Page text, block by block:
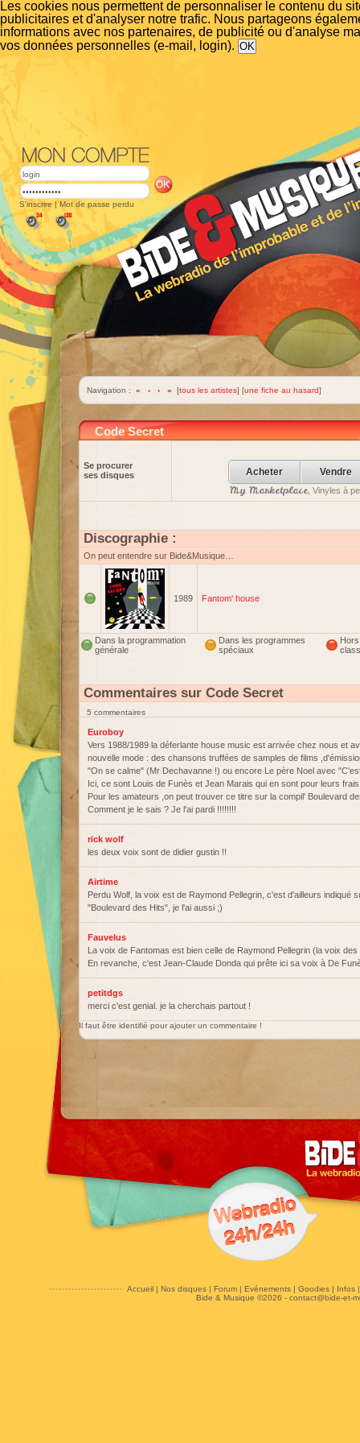
Les cookies nous permettent de personnaliser le contenu du
publicitaires et d'analyser notre trafic. Nous partageons
informations avec nos partenaires, de publicité ou d'analyse
vos données personnelles (e-mail, login).
S'inscrire | Mot de passe perdu
Navigation : « ‹ › » [tous les artistes] [une fiche au hasard]
Code Secret
Se procurer
ses disques
Acheter Vendre
My Marketplace, Vinyles à
Discographie :
On peut entendre sur Bide&Musique…
1989 Fantom' house
Dans la programmation
générale
Dans les programmes
spéciaux
Hors
Commentaires sur Code Secret
5 commentaires
Euroboy
Vers 1988/1989 la déferlante house music est arrivée chez nous et
nouvelle mode : des chansons truffées de samples de films
"On se calme" (Mr Dechavanne !) ou encore Le père Noel avec
Ici, ce sont Louis de Funès et Jean Marais qui en sont pour leurs
Pour les amateurs ,on peut trouver ce titre sur la compil' Boulevard
Comment je le sais ? Je l'ai pardi !!!!!!!!
rick wolf
les deux voix sont de didier gustin !!
Airtime
Perdu Wolf, la voix est de Raymond Pellegrin, c'est d'ailleurs indiqué
"Boulevard des Hits", je l'ai aussi ;)
Fauvelus
La voix de Fantomas est bien celle de Raymond Pellegrin (la voix
En revanche, c'est Jean-Claude Donda qui prête ici sa voix à De
petitdgs
merci c'est genial. je la cherchais partout !
Il faut être identifié pour ajouter un commentaire !
Accueil| Nos disques| Forum| Evénements| Goodies| Infos
Bide & Musique ©2026 - contact@bide-et-